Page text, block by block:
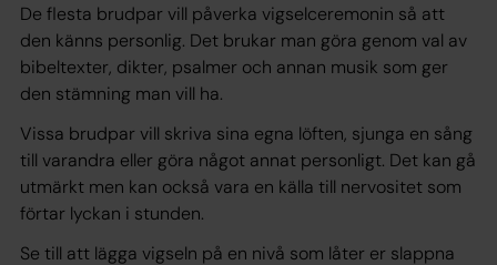
De flesta brudpar vill påverka vigselceremonin så att
den känns personlig. Det brukar man göra genom val av
bibeltexter, dikter, psalmer och annan musik som ger
den stämning man vill ha.
Vissa brudpar vill skriva sina egna löften, sjunga en sång
till varandra eller göra något annat personligt. Det kan gå
utmärkt men kan också vara en källa till nervositet som
förtar lyckan i stunden.
Se till att lägga vigseln på en nivå som låter er slappna